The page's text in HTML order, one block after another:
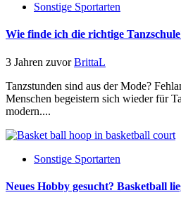
Sonstige Sportarten
Wie finde ich die richtige
3 Jahren zuvorBrittaL
Tanzstunden sind aus der Mode?
Menschen begeistern sich wieder für
modern....
Sonstige Sportarten
Neues Hobby gesucht? Basketball